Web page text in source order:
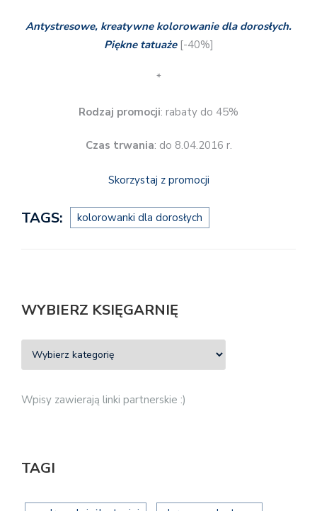
Antystresowe, kreatywne kolorowanie dla dorosłych.
Piękne tatuaże[-40%]
*
Rodzaj promocji: rabaty do 45%
Czas trwania: do 8.04.2016 r.
Skorzystaj z promocji
TAGS: kolorowanki dla dorosłych
WYBIERZ KSIĘGARNIĘ
Wpisy zawierają linki partnerskie :)
TAGI